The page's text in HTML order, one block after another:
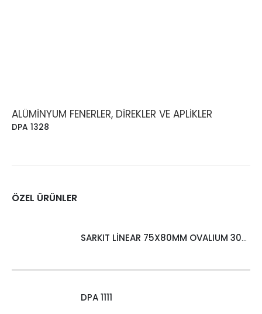
ALÜMINYUM FENERLER, DIREKLER VE APLIKLER
DPA 1328
ÖZEL ÜRÜNLER
SARKIT LİNEAR 75X80MM OVALIUM 30W 4000 LM MT
DPA 1111